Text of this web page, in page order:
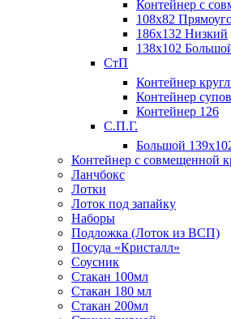
Контейнер с
108х82
186х132 Низкий
138х102
СтП
Контейнер
Контейнер
Контейнер 126
С.П.Г.
Большой
Контейнер с совмещенной
Ланчбокс
Лотки
Лоток под запайку
Наборы
Подложка (Лоток из ВСП)
Посуда «Кристалл»
Соусник
Стакан 100мл
Стакан 180 мл
Стакан 200мл